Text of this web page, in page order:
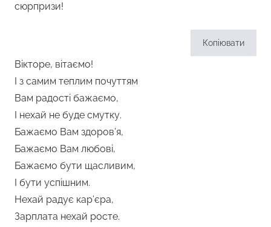
сюрпризи!
Копіювати
Вікторе, вітаємо!
І з самим теплим почуттям
Вам радості бажаємо,
І нехай не буде смутку.
Бажаємо Вам здоров’я,
Бажаємо Вам любові,
Бажаємо бути щасливим,
І бути успішним.
Нехай радує кар’єра,
Зарплата нехай росте.